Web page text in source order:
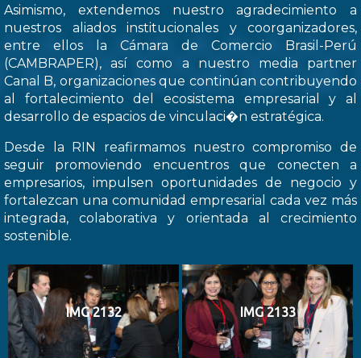
Asimismo, extendemos nuestro agradecimiento a
nuestros aliados institucionales y coorganizadores,
entre ellos la Cámara de Comercio Brasil-Perú
(CAMBRAPER), así como a nuestro media partner
Canal B, organizaciones que continúan contribuyendo
al fortalecimiento del ecosistema empresarial y al
desarrollo de espacios de vinculaci�n estratégica.
Desde la RIN reafirmamos nuestro compromiso de
seguir promoviendo encuentros que conecten a
empresarios, impulsen oportunidades de negocio y
fortalezcan una comunidad empresarial cada vez más
integrada, colaborativa y orientada al crecimiento
sostenible.
IMG 2132 IMG 2133